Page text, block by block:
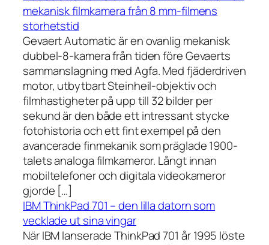
mekanisk filmkamera från 8 mm-filmens
storhetstid
Gevaert Automatic är en ovanlig mekanisk
dubbel-8-kamera från tiden före Gevaerts
sammanslagning med Agfa. Med fjäderdriven
motor, utbytbart Steinheil-objektiv och
filmhastigheter på upp till 32 bilder per
sekund är den både ett intressant stycke
fotohistoria och ett fint exempel på den
avancerade finmekanik som präglade 1900-
talets analoga filmkameror. Långt innan
mobiltelefoner och digitala videokameror
gjorde […]
IBM ThinkPad 701 – den lilla datorn som
vecklade ut sina vingar
När IBM lanserade ThinkPad 701 år 1995 löste